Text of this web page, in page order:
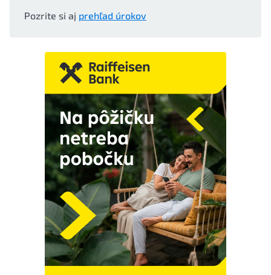
Pozrite si aj prehľad úrokov